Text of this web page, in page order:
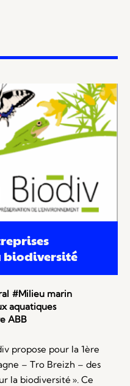
biodiversité
#Milieu marin
aquatiques
ABB
propose pour la 1ère
– Tro Breizh – des
la biodiversité ». Ce